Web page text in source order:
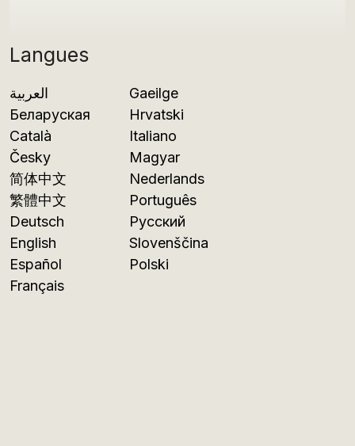
Langues
العربية
Беларуская
Català
Česky
简体中文
繁體中文
Deutsch
English
Español
Français
Gaeilge
Hrvatski
Italiano
Magyar
Nederlands
Português
Русский
Slovenščina
Polski